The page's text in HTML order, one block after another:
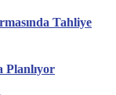
Tahliye
Planlıyor